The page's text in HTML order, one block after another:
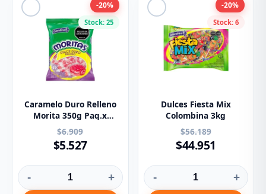
Stock: 25
-20%
Caramelo Duro Relleno
Morita 350g Paq.x
100u. Colombina
$6.909
$5.527
- +
Stock: 6
-20%
Dulces Fiesta Mix
Colombina 3kg
$56.189
$44.951
- +